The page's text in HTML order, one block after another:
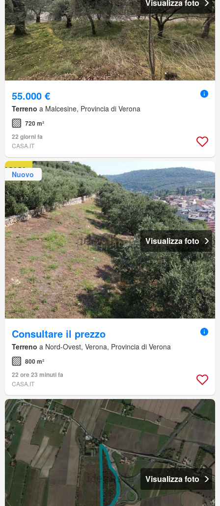
Visualizza foto
55.000 €
Terreno a Malcesine, Provincia di Verona
720 m²
22 giorni fa
CASA.IT
Nuovo
Visualizza foto
Consultare il prezzo
Terreno a Nord-Ovest, Verona, Provincia di Verona
800 m²
22 ore 23 minuti fa
CASA.IT
Visualizza foto